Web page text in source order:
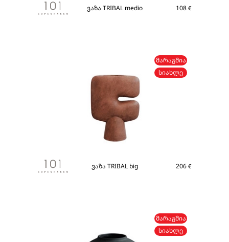
ვაზა TRIBAL medio 108 €
ᲛᲐᲠᲐᲒᲨᲘᲐ
ᲡᲘᲐᲮᲚᲔ
ვაზა TRIBAL big 206 €
ᲛᲐᲠᲐᲒᲨᲘᲐ
ᲡᲘᲐᲮᲚᲔ